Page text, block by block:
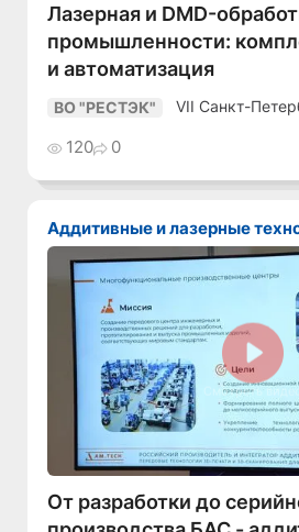
Лазерная и DMD-
промышленности:
и автоматизация
ВО "РЕСТЭК"
VII Санкт-
120 0
Аддитивные и лазерные
Смотреть видео
От разработки до